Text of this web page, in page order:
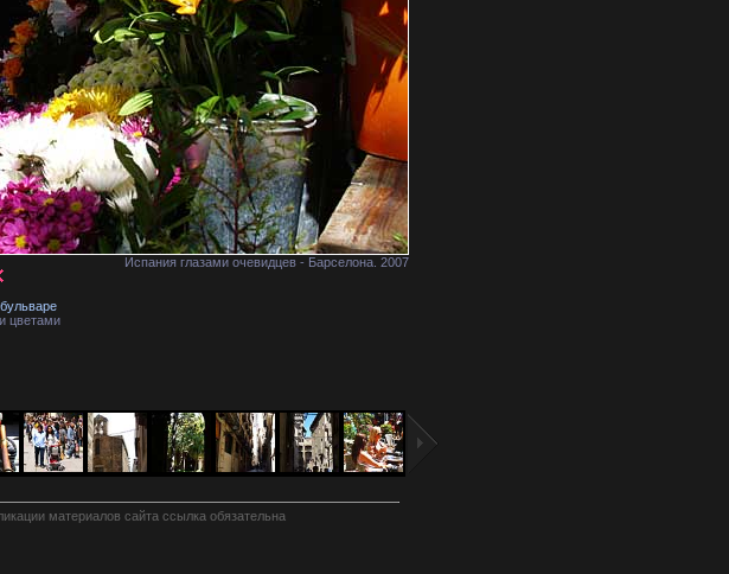
Испания глазами очевидцев - Барселона. 2007
цветами
материалов сайта ссылка обязательна